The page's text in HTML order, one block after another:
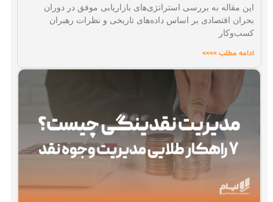
این مقاله به بررسی استراتژی‌های بازاریابی موفق در دوران
بحران اقتصادی بر اساس داده‌های تاریخی و نظرات رهبران
کسب‌وکار
ادامه مطلب >>>>